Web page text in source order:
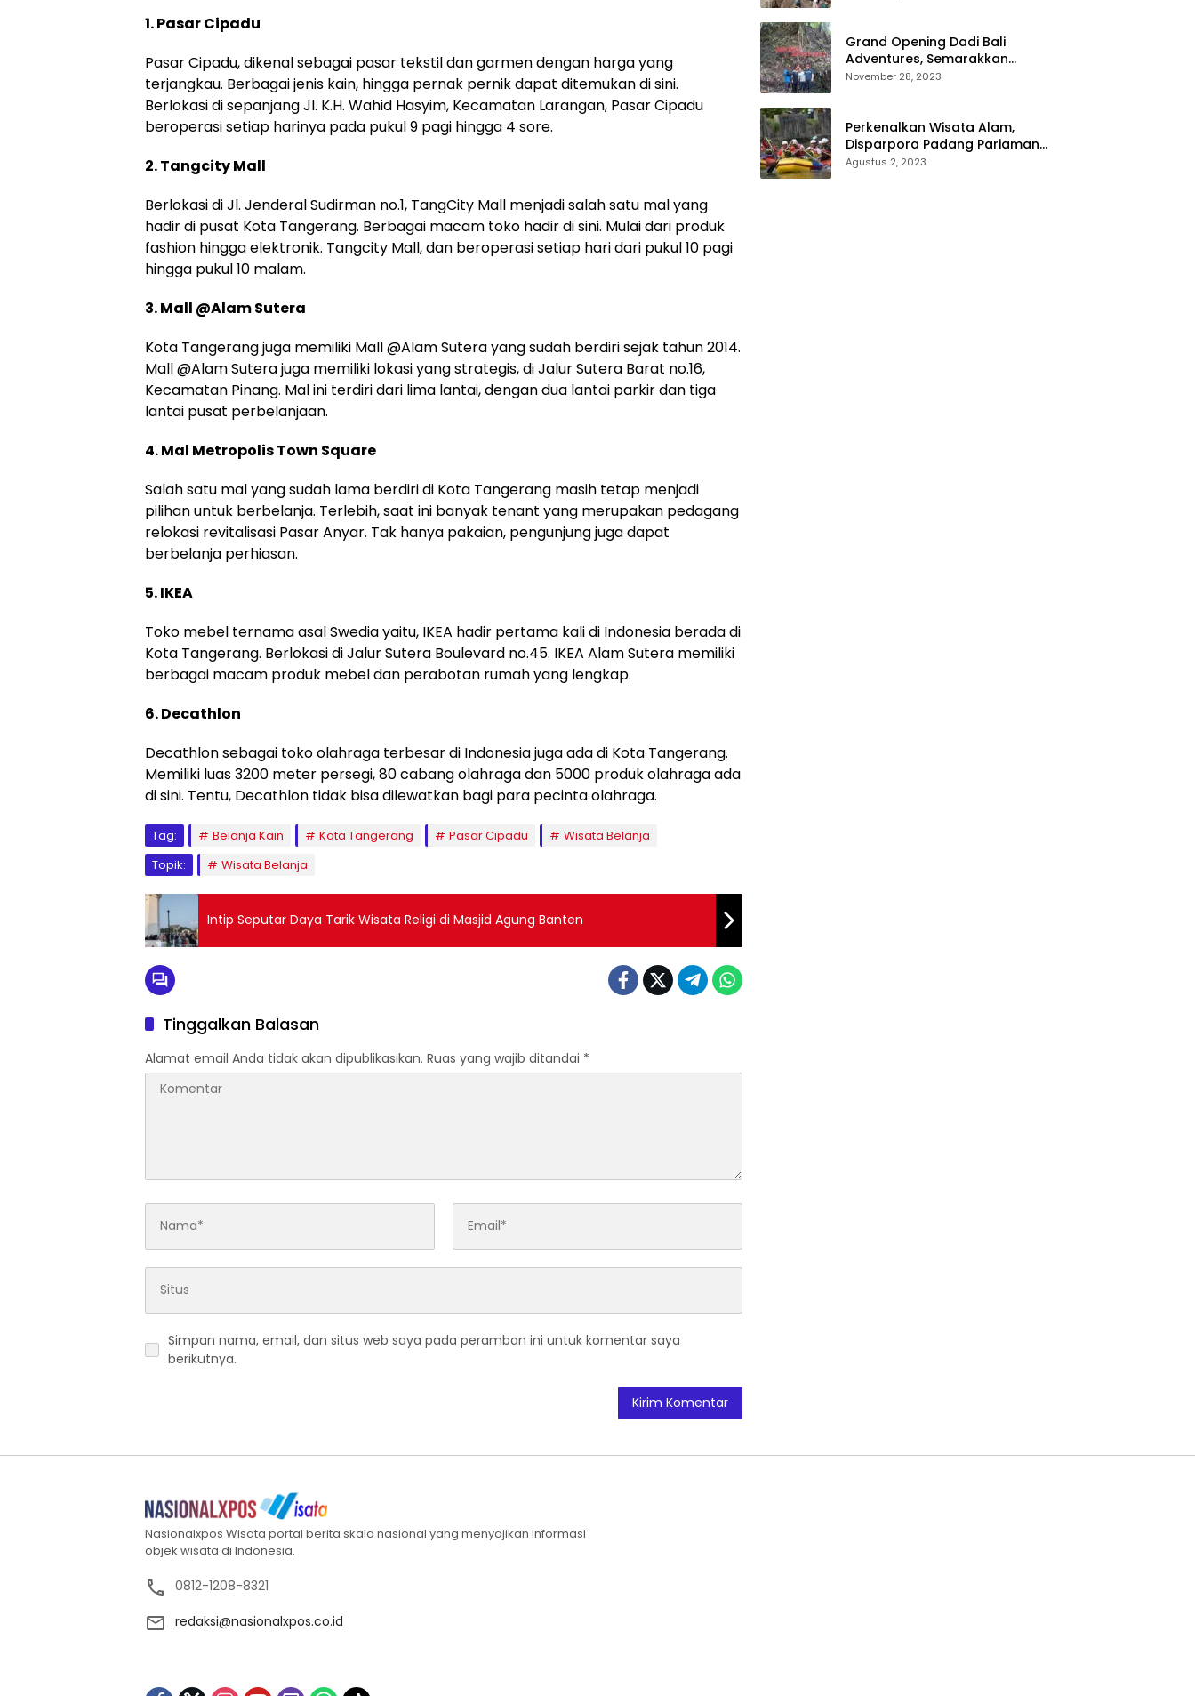
1. Pasar Cipadu
Pasar Cipadu, dikenal sebagai pasar tekstil dan garmen dengan harga yang
terjangkau. Berbagai jenis kain, hingga pernak pernik dapat ditemukan di sini.
Berlokasi di sepanjang Jl. K.H. Wahid Hasyim, Kecamatan Larangan, Pasar Cipadu
beroperasi setiap harinya pada pukul 9 pagi hingga 4 sore.
2. Tangcity Mall
Berlokasi di Jl. Jenderal Sudirman no.1, TangCity Mall menjadi salah satu mal yang
hadir di pusat Kota Tangerang. Berbagai macam toko hadir di sini. Mulai dari produk
fashion hingga elektronik. Tangcity Mall, dan beroperasi setiap hari dari pukul 10 pagi
hingga pukul 10 malam.
3. Mall @Alam Sutera
Kota Tangerang juga memiliki Mall @Alam Sutera yang sudah berdiri sejak tahun 2014.
Mall @Alam Sutera juga memiliki lokasi yang strategis, di Jalur Sutera Barat no.16,
Kecamatan Pinang. Mal ini terdiri dari lima lantai, dengan dua lantai parkir dan tiga
lantai pusat perbelanjaan.
4. Mal Metropolis Town Square
Salah satu mal yang sudah lama berdiri di Kota Tangerang masih tetap menjadi
pilihan untuk berbelanja. Terlebih, saat ini banyak tenant yang merupakan pedagang
relokasi revitalisasi Pasar Anyar. Tak hanya pakaian, pengunjung juga dapat
berbelanja perhiasan.
5. IKEA
Toko mebel ternama asal Swedia yaitu, IKEA hadir pertama kali di Indonesia berada di
Kota Tangerang. Berlokasi di Jalur Sutera Boulevard no.45. IKEA Alam Sutera memiliki
berbagai macam produk mebel dan perabotan rumah yang lengkap.
6. Decathlon
Decathlon sebagai toko olahraga terbesar di Indonesia juga ada di Kota Tangerang.
Memiliki luas 3200 meter persegi, 80 cabang olahraga dan 5000 produk olahraga ada
di sini. Tentu, Decathlon tidak bisa dilewatkan bagi para pecinta olahraga.
Tag: Belanja Kain Kota Tangerang Pasar Cipadu
Wisata Belanja
Topik:
Wisata Belanja
Intip Seputar Daya Tarik Wisata Religi di Masjid Agung Banten
Tinggalkan Balasan
Alamat email Anda tidak akan dipublikasikan. Ruas yang wajib ditandai *
Simpan nama, email, dan situs web saya pada peramban ini untuk komentar saya
berikutnya.
Grand Opening Dadi Bali
Adventures, Semarakkan
Wisata Alam Pedesaan di
November 28, 2023
Perkenalkan Wisata Alam,
Disparpora Padang Pariaman
Gelar Festival Arung Jeram
Agustus 2, 2023
Nasionalxpos Wisata portal berita skala nasional yang menyajikan informasi
objek wisata di Indonesia.
0812-1208-8321
redaksi@nasionalxpos.co.id